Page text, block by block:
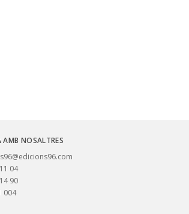
NOSALTRES
04
90
004